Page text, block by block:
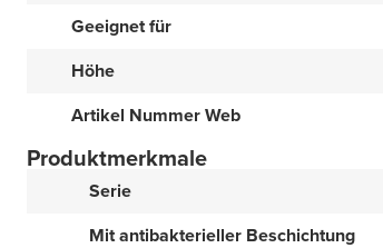
Geeignet für
Höhe
Artikel Nummer Web
Produktmerkmale
Serie
Mit antibakterieller Beschichtung